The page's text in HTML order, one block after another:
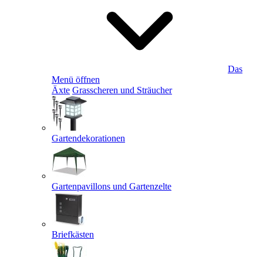
Das
Menü öffnen
Äxte Grasscheren und Sträucher
Gartendekorationen
Gartenpavillons und Gartenzelte
Briefkästen